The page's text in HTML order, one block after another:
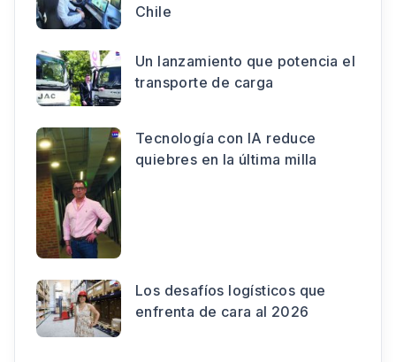
Chile
Un lanzamiento que potencia el
transporte de carga
Tecnología con IA reduce
quiebres en la última milla
Los desafíos logísticos que
enfrenta de cara al 2026